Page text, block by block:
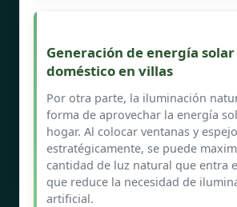
Generación de energía
doméstico en villas
Por otra parte, la iluminación
forma de aprovechar la energía
hogar. Al colocar ventanas y
estratégicamente, se puede
cantidad de luz natural que entra
que reduce la necesidad de
artificial.